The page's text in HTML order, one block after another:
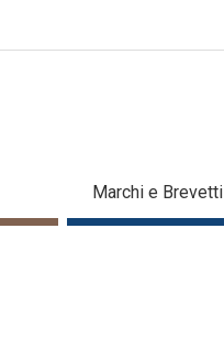
Marchi e Brevetti